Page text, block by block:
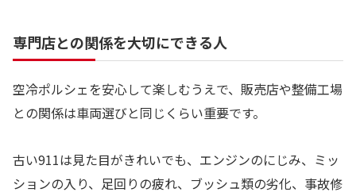
専門店との関係を大切にできる人
空冷ポルシェを安心して楽しむうえで、販売店や整備工場
との関係は車両選びと同じくらい重要です。
古い911は見た目がきれいでも、エンジンのにじみ、ミッ
ションの入り、足回りの疲れ、ブッシュ類の劣化、事故修